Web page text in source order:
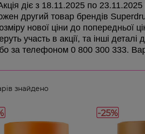
діє з 18.11.2025 по 23.11.2025
другий товар брендів
нової ціни до попередньої
участь в акції, та інші
за телефоном 0 800 300 333.
знайдено
-25%